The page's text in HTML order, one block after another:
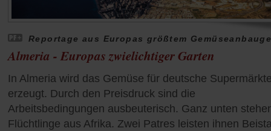
Reportage aus Europas größtem
Almeria - Europas zwielichtiger Garten
In Almeria wird das Gemüse für deutsche
erzeugt. Durch den Preisdruck sind die
Arbeitsbedingungen ausbeuterisch. Ganz unten
Flüchtlinge aus Afrika. Zwei Patres leisten ihnen